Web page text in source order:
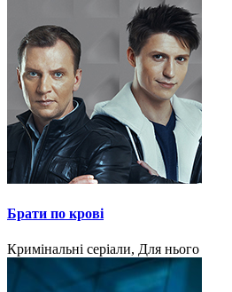
Брати по крові
Кримінальні серіали, Для нього